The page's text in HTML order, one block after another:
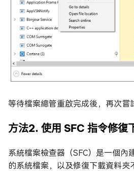
等待檔案總管重啟完成後，再次嘗
方法2. 使用 SFC 指令修復
系統檔案檢查器（SFC）是一個內
的系統檔案，以及修復下載資料夾